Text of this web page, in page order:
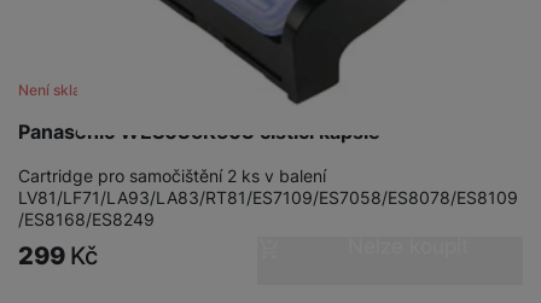
Panasonic WES035K503 čistící kapsle
Není skladem
Cartridge pro samočištění 2 ks v balení
LV81/LF71/LA93/LA83/RT81/ES7109/ES7058/ES8078/ES8109
/ES8168/ES8249
299 Kč